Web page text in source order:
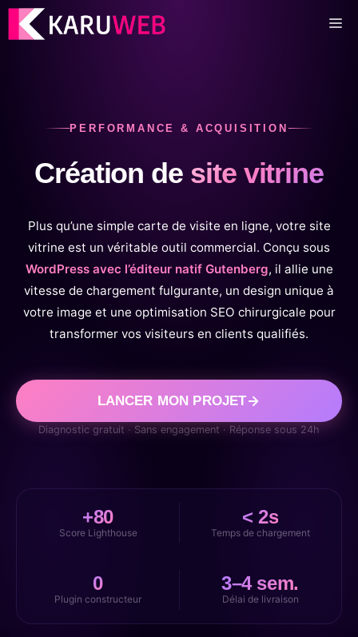
Aller
PERFORMANCE & ACQUISITION
Création de site vitrine
Plus qu’une simple carte de visite en ligne, votre site
vitrine est un véritable outil commercial. Conçu sous
WordPress avec l’éditeur natif Gutenberg, il allie une
vitesse de chargement fulgurante, un design unique à
votre image et une optimisation SEO chirurgicale pour
transformer vos visiteurs en clients qualifiés.
LANCER MON PROJET
Diagnostic gratuit · Sans engagement · Réponse sous 24h
+80
Score Lighthouse
< 2s
Temps de chargement
0
Plugin constructeur
3–4 sem.
Délai de livraison